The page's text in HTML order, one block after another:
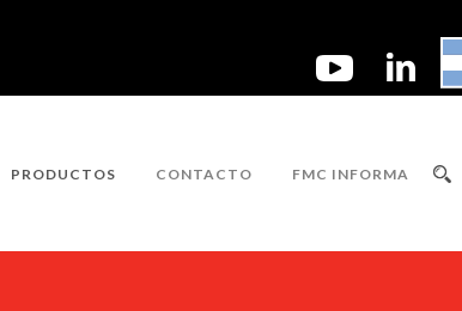
PRODUCTOS
CONTACTO FMC INFORMA